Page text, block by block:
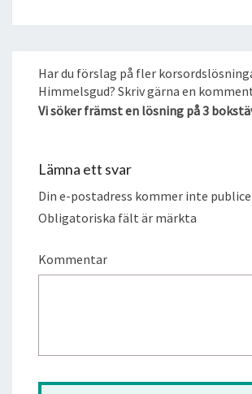
Har du förslag på fler
Himmelsgud? Skriv gärna en
Vi söker främst en lösning på 3
Lämna ett svar
Din e-postadress kommer inte
Obligatoriska fält är märkta
Kommentar